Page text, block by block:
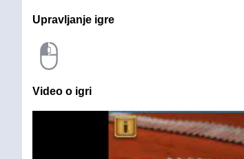
Upravljanje igre
Video o igri